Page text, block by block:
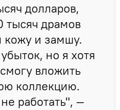
долларов,
тысяч драмов
кожу и замшу.
но я хотя
вложить
коллекцию.
работать", —